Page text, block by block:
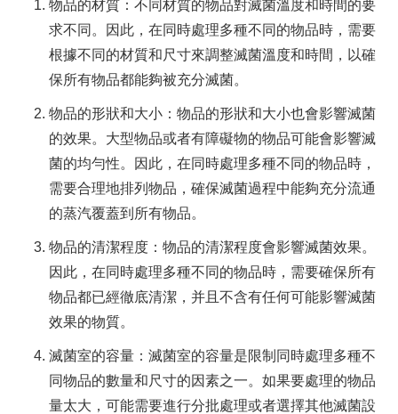
物品的材質：不同材質的物品對滅菌溫度和時間的要
求不同。因此，在同時處理多種不同的物品時，需要
根據不同的材質和尺寸來調整滅菌溫度和時間，以確
保所有物品都能夠被充分滅菌。
物品的形狀和大小：物品的形狀和大小也會影響滅菌
的效果。大型物品或者有障礙物的物品可能會影響滅
菌的均勻性。因此，在同時處理多種不同的物品時，
需要合理地排列物品，確保滅菌過程中能夠充分流通
的蒸汽覆蓋到所有物品。
物品的清潔程度：物品的清潔程度會影響滅菌效果。
因此，在同時處理多種不同的物品時，需要確保所有
物品都已經徹底清潔，并且不含有任何可能影響滅菌
效果的物質。
滅菌室的容量：滅菌室的容量是限制同時處理多種不
同物品的數量和尺寸的因素之一。如果要處理的物品
量太大，可能需要進行分批處理或者選擇其他滅菌設